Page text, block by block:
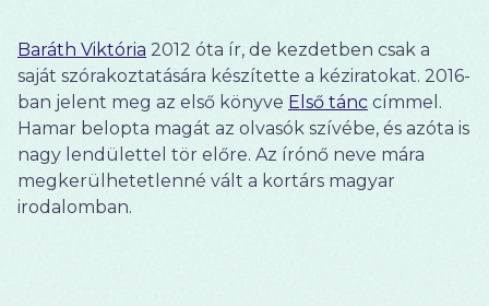
Baráth Viktória 2012 óta ír, de kezdetben csak a
saját szórakoztatására készítette a kéziratokat. 2016-
ban jelent meg az első könyve Első tánc címmel.
Hamar belopta magát az olvasók szívébe, és azóta is
nagy lendülettel tör előre. Az írónő neve mára
megkerülhetetlenné vált a kortárs magyar
irodalomban.